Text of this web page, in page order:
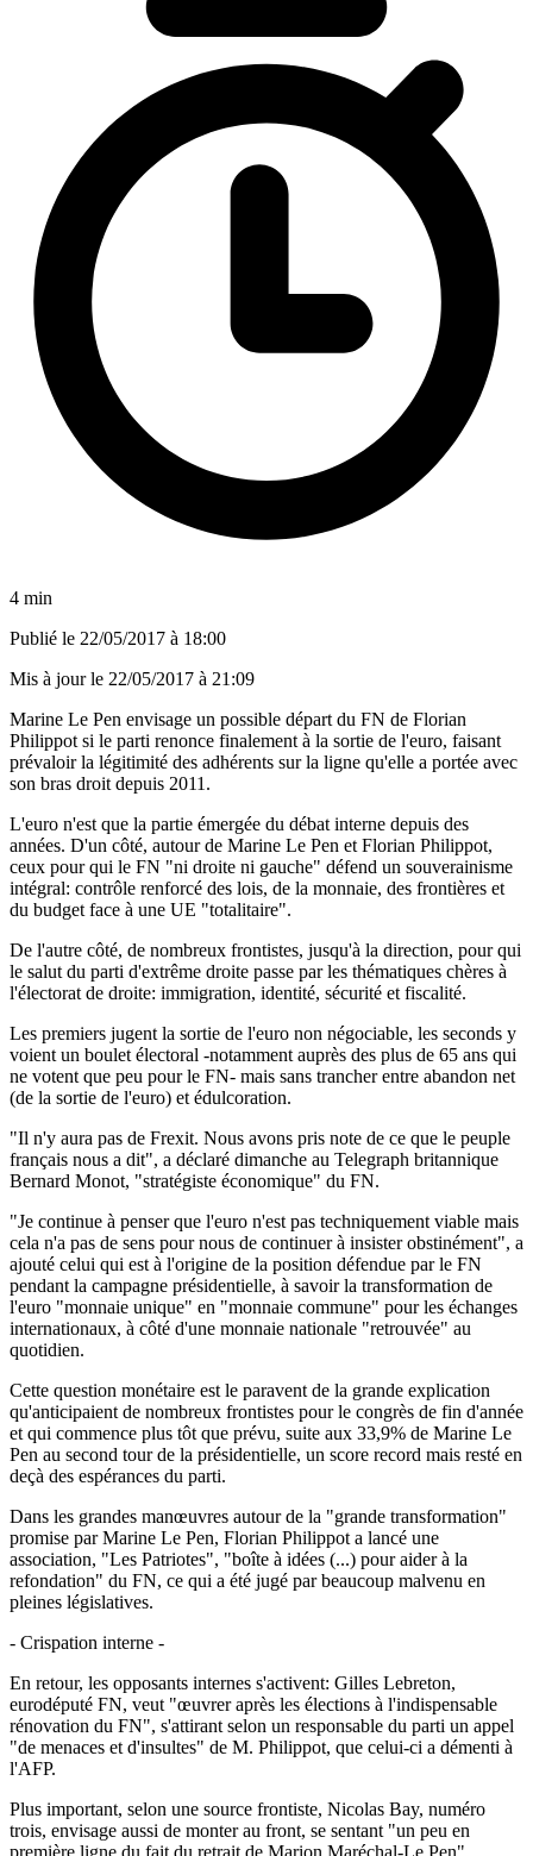
4 min
Publié le 22/05/2017 à 18:00
Mis à jour le 22/05/2017 à 21:09
Marine Le Pen envisage un possible départ du FN de Florian
Philippot si le parti renonce finalement à la sortie de l'euro, faisant
prévaloir la légitimité des adhérents sur la ligne qu'elle a portée avec
son bras droit depuis 2011.
L'euro n'est que la partie émergée du débat interne depuis des
années. D'un côté, autour de Marine Le Pen et Florian Philippot,
ceux pour qui le FN "ni droite ni gauche" défend un souverainisme
intégral: contrôle renforcé des lois, de la monnaie, des frontières et
du budget face à une UE "totalitaire".
De l'autre côté, de nombreux frontistes, jusqu'à la direction, pour qui
le salut du parti d'extrême droite passe par les thématiques chères à
l'électorat de droite: immigration, identité, sécurité et fiscalité.
Les premiers jugent la sortie de l'euro non négociable, les seconds y
voient un boulet électoral -notamment auprès des plus de 65 ans qui
ne votent que peu pour le FN- mais sans trancher entre abandon net
(de la sortie de l'euro) et édulcoration.
"Il n'y aura pas de Frexit. Nous avons pris note de ce que le peuple
français nous a dit", a déclaré dimanche au Telegraph britannique
Bernard Monot, "stratégiste économique" du FN.
"Je continue à penser que l'euro n'est pas techniquement viable mais
cela n'a pas de sens pour nous de continuer à insister obstinément", a
ajouté celui qui est à l'origine de la position défendue par le FN
pendant la campagne présidentielle, à savoir la transformation de
l'euro "monnaie unique" en "monnaie commune" pour les échanges
internationaux, à côté d'une monnaie nationale "retrouvée" au
quotidien.
Cette question monétaire est le paravent de la grande explication
qu'anticipaient de nombreux frontistes pour le congrès de fin d'année
et qui commence plus tôt que prévu, suite aux 33,9% de Marine Le
Pen au second tour de la présidentielle, un score record mais resté en
deçà des espérances du parti.
Dans les grandes manœuvres autour de la "grande transformation"
promise par Marine Le Pen, Florian Philippot a lancé une
association, "Les Patriotes", "boîte à idées (...) pour aider à la
refondation" du FN, ce qui a été jugé par beaucoup malvenu en
pleines législatives.
- Crispation interne -
En retour, les opposants internes s'activent: Gilles Lebreton,
eurodéputé FN, veut "œuvrer après les élections à l'indispensable
rénovation du FN", s'attirant selon un responsable du parti un appel
"de menaces et d'insultes" de M. Philippot, que celui-ci a démenti à
l'AFP.
Plus important, selon une source frontiste, Nicolas Bay, numéro
trois, envisage aussi de monter au front, se sentant "un peu en
première ligne du fait du retrait de Marion Maréchal-Le Pen".